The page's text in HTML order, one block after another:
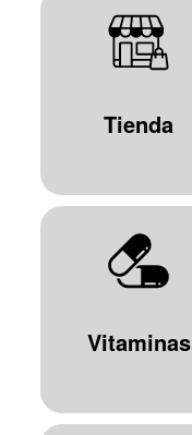
Tienda
Vitaminas